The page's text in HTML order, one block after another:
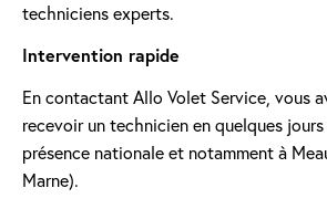
techniciens experts.
Intervention rapide
En contactant Allo Volet Service, vous
recevoir un technicien en quelques
présence nationale et notamment à
Marne).